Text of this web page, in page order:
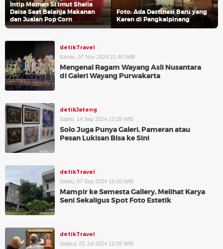
Intip Momen Si Imut Sheila
Daisa Saat Belanja Makanan
dan Jualan Pop Corn
Foto: Ada Destinasi Baru yang
Keren di Pangkalpinang
detikTravel
Kamis, 07 Nov 2024 21:40 WIB
Mengenal Ragam Wayang Asli Nusantara
di Galeri Wayang Purwakarta
detikJateng
Sabtu, 14 Sep 2024 13:28 WIB
Solo Juga Punya Galeri, Pameran atau
Pesan Lukisan Bisa ke Sini
detikTravel
Sabtu, 07 Sep 2024 19:10 WIB
Mampir ke Semesta Gallery, Melihat Karya
Seni Sekaligus Spot Foto Estetik
detikTravel
Selasa, 02 Jul 2024 12:05 WIB